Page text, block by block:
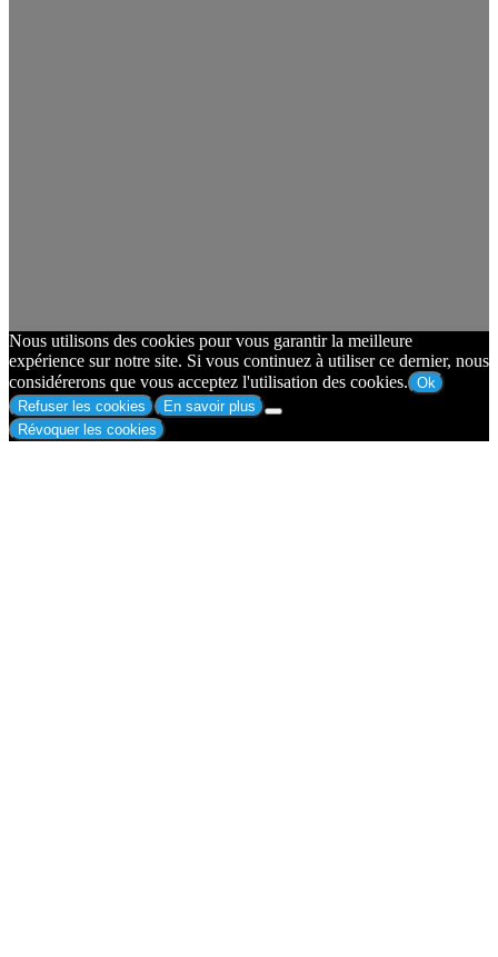
Nous utilisons des cookies pour vous garantir la meilleure
expérience sur notre site. Si vous continuez à utiliser ce dernier, nous
considérerons que vous acceptez l'utilisation des cookies. Ok
Refuser les cookies
En savoir plus
Révoquer les cookies